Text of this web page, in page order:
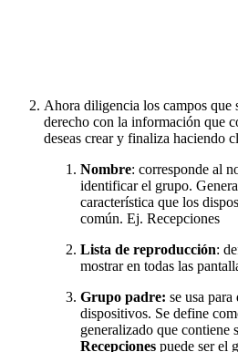
Ahora diligencia los campos que
derecho con la información que
deseas crear y finaliza haciendo
Nombre: corresponde al
identificar el grupo.
característica que los
común. Ej. Recepciones
Lista de reproducción:
mostrar en todas las
Grupo padre: se usa
dispositivos. Se define
generalizado que contiene
Recepciones puede ser el